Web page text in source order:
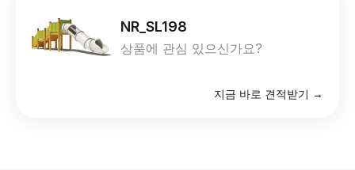
NR_SL198
상품에 관심 있으신가요?
지금 바로 견적받기 →